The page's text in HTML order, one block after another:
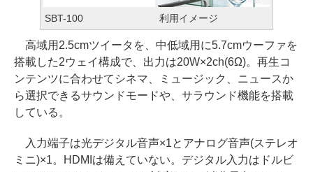
SBT-100 利用イメージ
高域用2.5cmツイータを、中低域用に5.7cmウーファを
搭載した2ウェイ構成で、出力は20W×2ch(6Ω)。再生コ
ンテンツに合わせてシネマ、ミュージック、ニュースか
ら選択できるサウンドモードや、サラウンド機能を搭載
している。
入力端子は光デジタル音声×1とアナログ音声(ステレオ
ミニ)×1。HDMIは備えていない。デジタル入力はドルビ